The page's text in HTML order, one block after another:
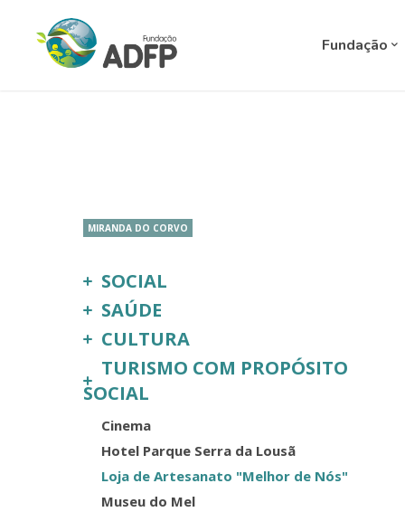
Fundação
MIRANDA DO CORVO
SOCIAL
SAÚDE
CULTURA
TURISMO COM PROPÓSITO
SOCIAL
Cinema
Hotel Parque Serra da Lousã
Loja de Artesanato "Melhor de Nós"
Museu do Mel